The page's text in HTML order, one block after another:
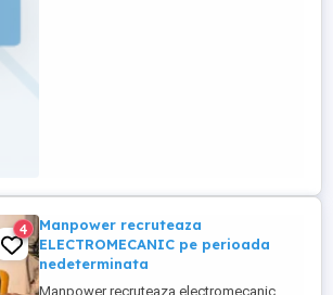
4
Manpower recruteaza
ELECTROMECANIC pe perioada
nedeterminata
Manpower recruteaza electromecanic